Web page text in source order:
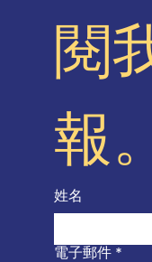
閱
報。
姓名
電子郵件 *